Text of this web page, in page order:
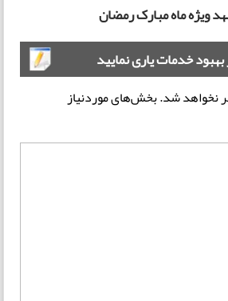
ویژه ماه مبارک رمضان
بهبود خدمات یاری نمایید
نخواهد شد.بخش‌های موردنیاز